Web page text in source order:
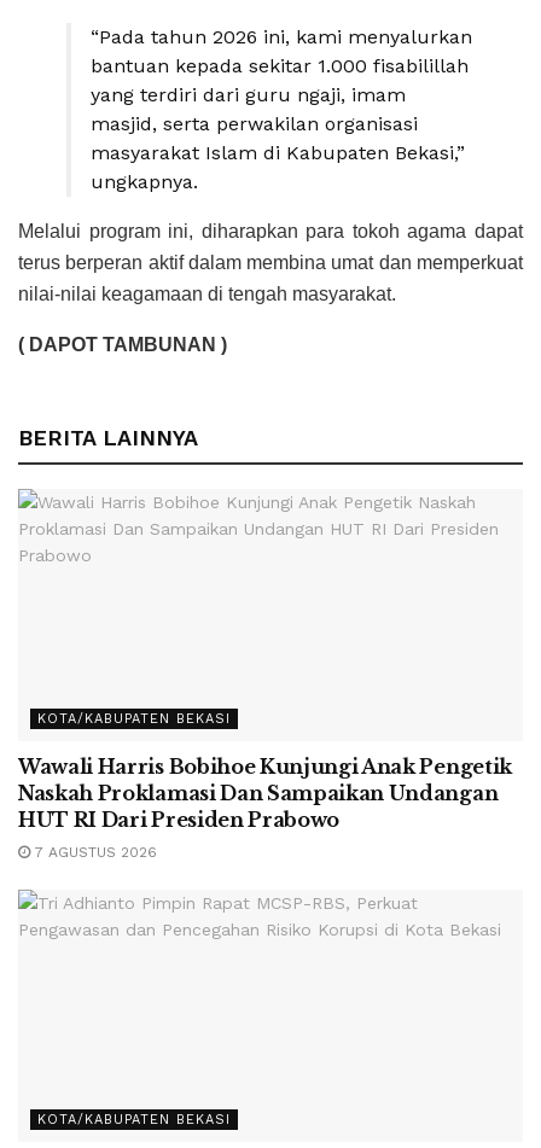
“Pada tahun 2026 ini, kami menyalurkan
bantuan kepada sekitar 1.000 fisabilillah
yang terdiri dari guru ngaji, imam
masjid, serta perwakilan organisasi
masyarakat Islam di Kabupaten Bekasi,”
ungkapnya.
Melalui program ini, diharapkan para tokoh agama dapat
terus berperan aktif dalam membina umat dan memperkuat
nilai-nilai keagamaan di tengah masyarakat.
( DAPOT TAMBUNAN )
BERITA LAINNYA
KOTA/KABUPATEN BEKASI
Wawali Harris Bobihoe Kunjungi Anak Pengetik
Naskah Proklamasi Dan Sampaikan Undangan
HUT RI Dari Presiden Prabowo
7 AGUSTUS 2026
KOTA/KABUPATEN BEKASI